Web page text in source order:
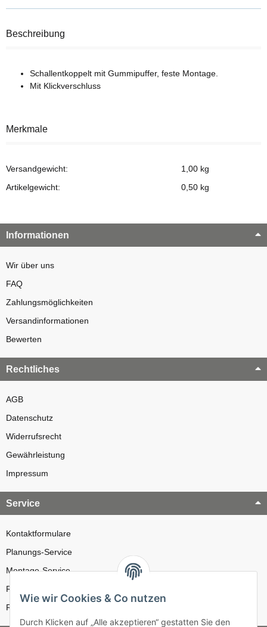
Beschreibung
Schallentkoppelt mit Gummipuffer, feste Montage.
Mit Klickverschluss
Merkmale
Versandgewicht:
1,00 kg
Artikelgewicht:
0,50 kg
Informationen
Wir über uns
FAQ
Zahlungsmöglichkeiten
Versandinformationen
Bewerten
Rechtliches
AGB
Datenschutz
Widerrufsrecht
Gewährleistung
Impressum
Service
Kontaktformulare
Planungs-Service
Montage-Service
Reparatur-Service
Retouren-Service
Wie wir Cookies & Co nutzen
Durch Klicken auf „Alle akzeptieren“ gestatten Sie den